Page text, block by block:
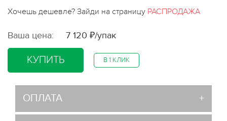
Хочешь дешевле? Зайди на страницу РАСПРОДАЖА
Ваша цена: 7 120 ₽/упак
КУПИТЬ В 1 КЛИК
ОПЛАТА